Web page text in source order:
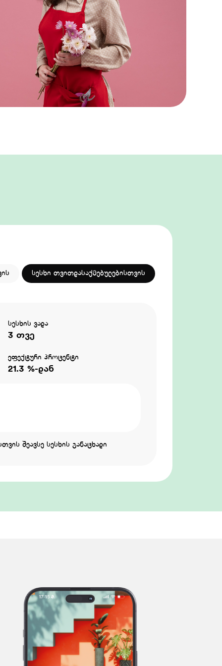
სესხი თვითდასაქმებულებისთვის
სესხის ვადა
3 თვე
ეფექტური პროცენტი
21.3 %-დან
შეავსე სესხის განაცხადი